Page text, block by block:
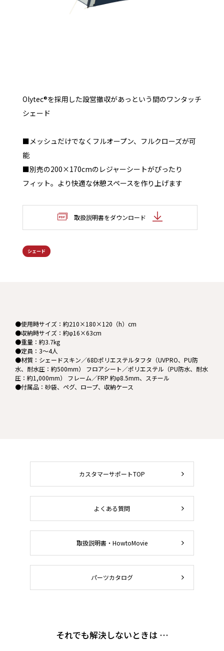
Olytec®を採用した設営撤収があっという間のワンタッチ
シェード
■メッシュだけでなくフルオープン、フルクローズが可
能
■別売の200×170cmのレジャーシートがぴったり
フィット。より快適な休憩スペースを作り上げます
取扱説明書をダウンロード
シェード
●使用時サイズ：約210×180×120（h）cm
●収納時サイズ：約φ16×63cm
●重量：約3.7kg
●定員：3～4人
●材質：シェードスキン／68Dポリエステルタフタ（UVPRO、PU防
水、耐水圧：約500mm） フロアシート／ポリエステル（PU防水、耐水
圧：約1,000mm） フレーム／FRP 約φ8.5mm、スチール
●付属品：砂袋、ペグ、ロープ、収納ケース
カスタマーサポートTOP
よくある質問
取扱説明書・HowtoMovie
パーツカタログ
それでも解決しないときは …